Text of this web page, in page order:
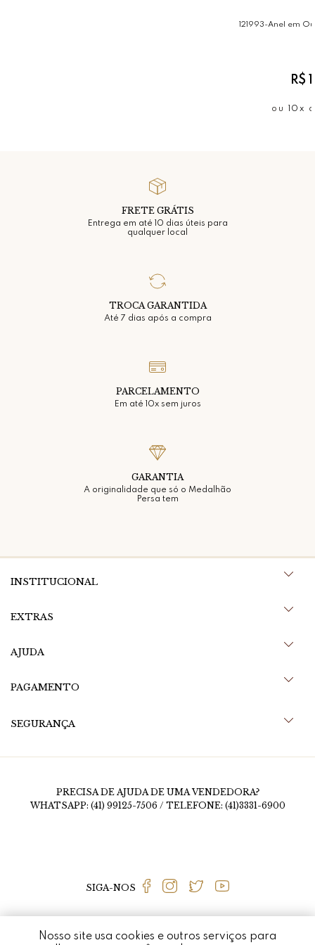
Nosso site usa cookies e outros serviços para
121993-Anel em
R$
ou 10x
FRETE GRÁTIS
Entrega em até 10 dias úteis para
qualquer local
TROCA GARANTIDA
Até 7 dias após a compra
PARCELAMENTO
Em até 10x sem juros
GARANTIA
A originalidade que só o Medalhão
Persa tem
INSTITUCIONAL
EXTRAS
AJUDA
PAGAMENTO
SEGURANÇA
PRECISA DE AJUDA DE UMA VENDEDORA?
WHATSAPP: (41) 99125-7506 / TELEFONE: (41)3331-6900
SIGA-NOS